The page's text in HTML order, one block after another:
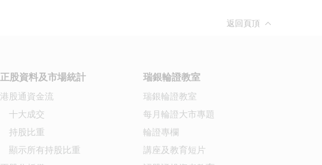
返回頁頂
正股資料及市場統計
港股通資金流
十大成交
持股比重
顯示所有持股比重
瑞銀輪證教室
瑞銀輪證教室
每月輪證大市專題
輪證專欄
講座及教育短片